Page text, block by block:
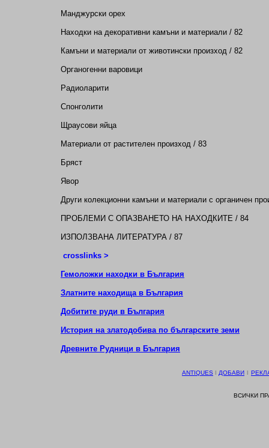
Манджурски орех
Находки на декоративни камъни и материали / 82
Камъни и материали от животински произход / 82
Органогенни варовици
Радиоларити
Спонголити
Щраусови яйца
Материали от растителен произход / 83
Бряст
Явор
Други колекционни камъни и материали с органичен
ПРОБЛЕМИ С ОПАЗВАНЕТО НА НАХОДКИТЕ / 84
ИЗПОЛЗВАНА ЛИТЕРАТУРА / 87
crosslinks >
Гемоложки находки в България
Златните находища в България
Добитите руди в България
История на златодобива по българските земи
Древните Рудници в България
ANTIQUES І ДОБАВИ І
ВСИЧКИ